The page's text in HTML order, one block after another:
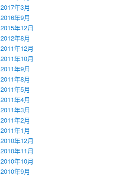
2017年3月
2016年9月
2015年12月
2012年8月
2011年12月
2011年10月
2011年9月
2011年8月
2011年5月
2011年4月
2011年3月
2011年2月
2011年1月
2010年12月
2010年11月
2010年10月
2010年9月